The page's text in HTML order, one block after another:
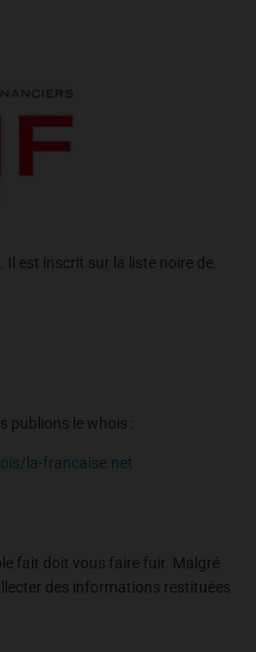
est inscrit sur la liste noire de
publions le whois :
la-francaise.net
fait doit vous faire fuir. Malgré
des informations restituées